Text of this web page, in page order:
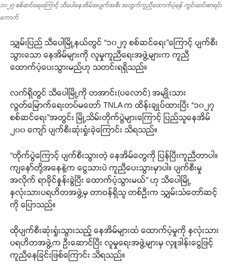
၁၀၂၇ စစ်ဆင်ရေးကြောင့် သီပေါနေအိမ်အပျက်အစီး အတွက်ကူညီထောက်ပံ့ရန် ကွင်းဆင်းစာရင်း
ကောက်
သျှမ်းပြည် သီပေါမြို့နယ်တွင် “၁၀၂၇ စစ်ဆင်ရေး”ကြောင့် ပျက်စီး
သွားသော နေအိမ်များကို လူမှုကူညီရေးအဖွဲ့များက ကူညီ
ထောက်ပံ့ပေးသွားမည်ဟု သတင်းရရှိသည်။
လက်ရှိတွင် သီပေါမြို့ကို တအာင်း(ပလောင်) အမျိုးသား
လွတ်မြောက်ရေးတပ်မတော် TNLA က ထိန်းချုပ်ထားပြီး “၁၀၂၇
စစ်ဆင်ရေး”အတွင်း မြို့သိမ်းတိုက်ပွဲများကြောင့် ပြည်သူနေအိမ်
၂၀၀ ကျော် ပျက်စီးဆုံးရှုံးခဲ့ကြောင်း သိရသည်။
“တိုက်ပွဲကြောင့် ပျက်စီးသွားတဲ့ နေအိမ်တွေကို ပြန်ပြီးကူညီတာပါ။
ကျနော်တို့အနေနဲ့က ငွေသားပဲ ကူညီပေးသွားမှာပါ။ ပျက်စီးမှု
အလိုက် ရာခိုင်နှုန်းခွဲပြီး ထောက်ပံ့သွားမယ်” ဟု သီပေါမြို့
နှလုံးသားပရဟိတအဖွဲ့မှ တာဝန်ရှိသူ တစ်ဉီးက သျှမ်းသံတော်ဆင့်
ကို ပြောသည်။
ထိုပျက်စီးဆုံးရှုံးသွားသည့် နေအိမ်များထံ ထောက်ပံ့မှုကို နှလုံးသား
ပရဟိတအဖွဲ့က ဉီးဆောင်ပြီး လူမှုရေးအဖွဲ့များမှ လှူဒါန်းငွေဖြင့်
ကူညီနေခြင်းဖြစ်ကြောင်း သိရသည်။